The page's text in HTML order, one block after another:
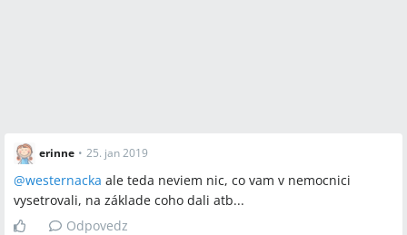
erinne • 25. jan 2019
@westernacka ale teda neviem nic, co vam v nemocnici
vysetrovali, na základe coho dali atb...
Odpovedz